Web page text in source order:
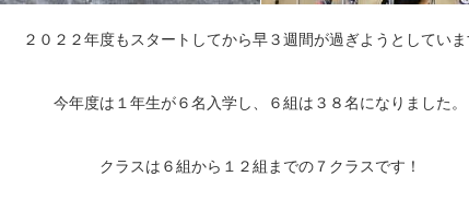
２０２２年度もスタートしてから早３週間が過ぎようとしていま
今年度は１年生が６名入学し、６組は３８名になりました。
クラスは６組から１２組までの７クラスです！